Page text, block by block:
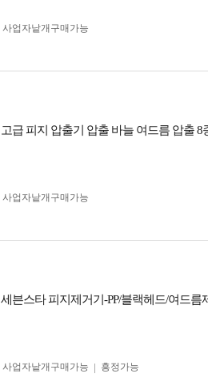
사업자 낱개구매가능
고급 피지 압출기 압출 바늘 여드름 압출 8
사업자 낱개구매가능
세븐스타 피지제거기-PP/블랙헤드/여드름
사업자 낱개구매가능 흥정가능